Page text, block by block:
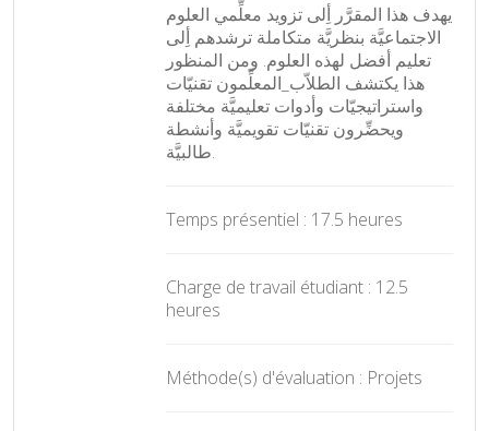
يهدف هذا المقرَّر أِلى تزويد معلِّمي العلوم
الاجتماعيَّة بنظريَّة متكاملة ترشدهم أِلى
تعليم أفضل لهذه العلوم. ومن المنظور
هذا يكتشف الطلاّب_المعلِّمون تقنيّات
واستراتيجيّات وأدوات تعليميَّة مختلفة
ويحضِّرون تقنيّات تقويميَّة وأنشطة
طالبيَّة.
Temps présentiel : 17.5 heures
Charge de travail étudiant : 12.5
heures
Méthode(s) d'évaluation : Projets